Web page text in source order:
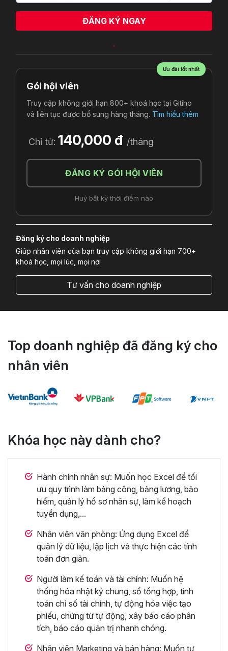
ĐĂNG KÝ NGAY
Ưu đãi tốt nhất
Gói hội viên
Truy cập không giới hạn 800+ khoá học tại Gitiho
và liên tục được bổ sung hàng tháng. Tìm hiểu thêm
Chỉ từ: 140,000 đ /tháng
ĐĂNG KÝ GÓI HỘI VIÊN
Huỷ bất kỳ thời điểm nào
Đăng ký cho doanh nghiệp
Giúp nhân viên của bạn truy cập không giới hạn 700+
khoá học, mọi lúc, mọi nơi
Tư vấn cho doanh nghiệp
Top doanh nghiệp đã đăng ký cho
nhân viên
Khóa học này dành cho?
Hành chính nhân sự: Muốn học Excel để tối
ưu quy trình làm bảng công, bảng lương, bảo
hiểm, quản lý hồ sơ nhân sự, làm kế hoạch
tuyển dụng,...
Nhân viên văn phòng: Ứng dụng Excel để
quản lý dữ liệu, lập lịch và thực hiện các tính
toán đơn giản.
Người làm kế toán và tài chính: Muốn hệ
thống hóa nhật ký chung, sổ tổng hợp, tính
toán chỉ số tài chính, tự động hóa việc tạo
phiếu, chứng từ tự động, xây báo cáo phân
tích, báo cáo quản trị nhanh chóng.
Nhân viên Marketing và bán hàng: Muốn tự